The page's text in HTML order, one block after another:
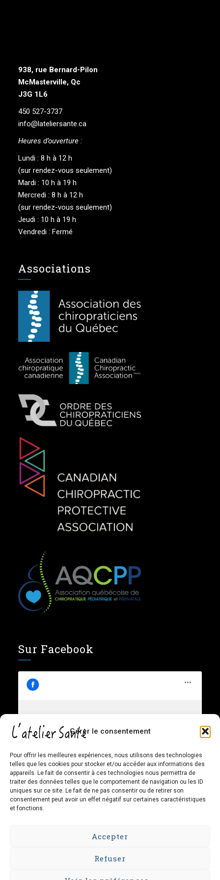
Gérer le consentement
Pour offrir les meilleures expériences, nous utilisons des technologies
telles que les cookies pour stocker et/ou accéder aux informations des
appareils. Le fait de consentir à ces technologies nous permettra de
traiter des données telles que le comportement de navigation ou les ID
uniques sur ce site. Le fait de ne pas consentir ou de retirer son
consentement peut avoir un effet négatif sur certaines caractéristiques
et fonctions.
Accepter
Refuser
938, rue Bernard-Pilon
McMasterville, Qc
J3G 1L6
450 527-3737
info@lateliersante.ca
Heures d’ouverture :
Lundi : 8 h à 12 h
(sur rendez-vous seulement)
Mardi : 10 h à 19 h
Mercredi : 8 h à 12 h
(sur rendez-vous seulement)
Jeudi : 10 h à 19 h
Vendredi : Fermé
Associations
Sur Facebook
L’atelier Santé – Chiropratique
Cliquez pour accepter les cookies
© Tous droits réservés - L'atelier Santé 2026